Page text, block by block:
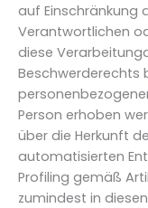
auf Einschränkung
Verantwortlichen
diese
Beschwerderechts
Person erhoben
über die Herkunft
automatisierten
Profiling gemäß
zumindest in